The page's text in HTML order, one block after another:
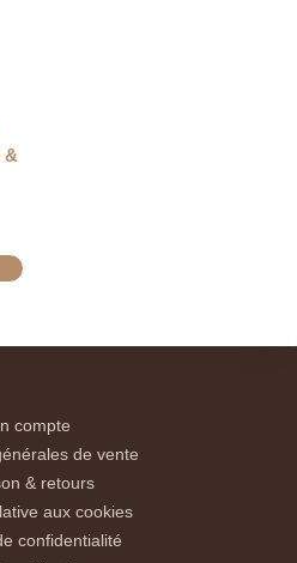
&
compte
de vente
& retours
aux cookies
confidentialité